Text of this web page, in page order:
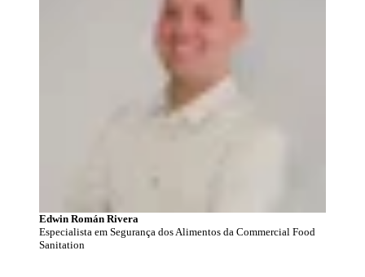
Edwin Román Rivera
Especialista em Segurança dos Alimentos da Commercial Food
Sanitation